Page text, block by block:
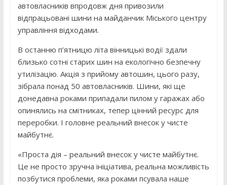
автовласників впродовж дня привозили
відпрацьовані шини на майданчик Міського центру
управління відходами.
В останню п’ятницю літа вінницькі водії здали
близько сотні старих шин на екологічно безпечну
утилізацію. Акція з прийому автошин, цього разу,
зібрала понад 50 автовласників. Шини, які ще
донедавна роками припадали пилом у гаражах або
опинялись на смітниках, тепер цінний ресурс для
переробки. І головне реальний внесок у чисте
майбутнє.
«Проста дія – реальний внесок у чисте майбутнє.
Це не просто зручна ініціатива, реальна можливість
позбутися проблеми, яка роками псувала наше